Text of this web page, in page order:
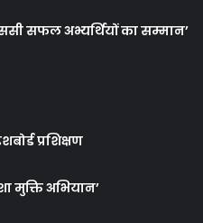
सफल अभ्यर्थियों का सम्मान’
प्रशिक्षण
मुक्ति अभियान’